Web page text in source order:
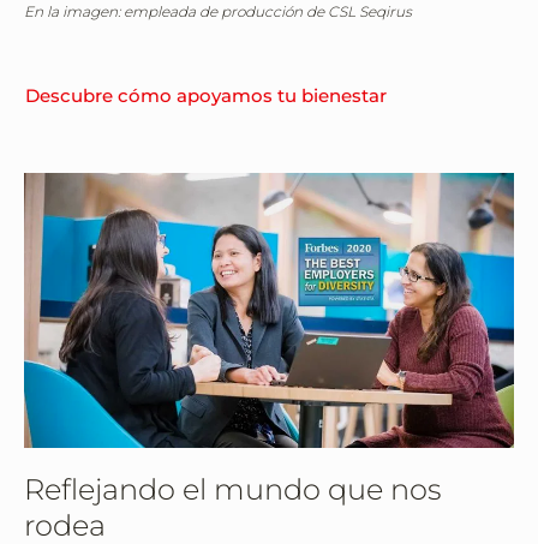
En la imagen: empleada de producción de CSL Seqirus
Descubre cómo apoyamos tu bienestar
Reflejando el mundo que nos
rodea